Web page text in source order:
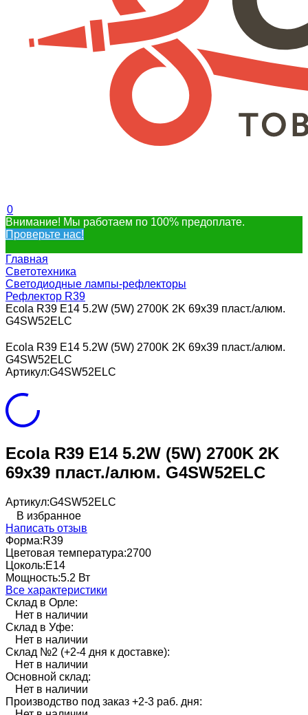
0
Внимание! Мы работаем по 100% предоплате.
Проверьте нас!
Главная
Светотехника
Светодиодные лампы-рефлекторы
Рефлектор R39
Ecola R39 E14 5.2W (5W) 2700K 2K 69x39 пласт./алюм.
G4SW52ELC
Ecola R39 E14 5.2W (5W) 2700K 2K 69x39 пласт./алюм.
G4SW52ELC
Артикул:G4SW52ELC
Ecola R39 E14 5.2W (5W) 2700K 2K
69x39 пласт./алюм. G4SW52ELC
Артикул:G4SW52ELC
В избранное
Написать отзыв
Форма:R39
Цветовая температура:2700
Цоколь:E14
Мощность:5.2 Вт
Все характеристики
Склад в Орле:
Нет в наличии
Склад в Уфе:
Нет в наличии
Склад №2 (+2-4 дня к доставке):
Нет в наличии
Основной склад:
Нет в наличии
Производство под заказ +2-3 раб. дня: